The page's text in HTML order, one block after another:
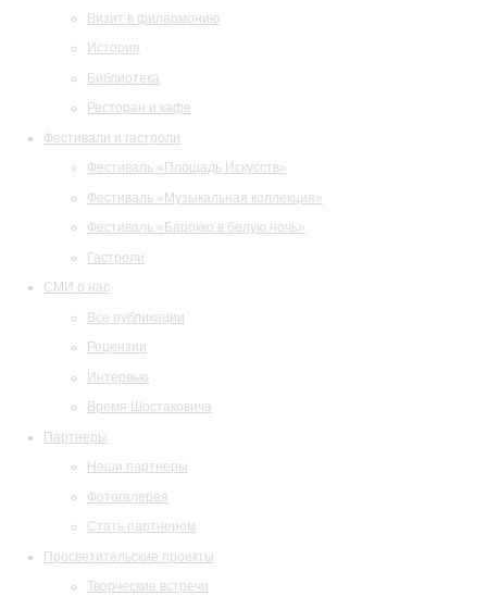
Визит в филармонию
История
Библиотека
Ресторан и кафе
Фестивали и гастроли
Фестиваль «Площадь Искусств»
Фестиваль «Музыкальная коллекция»
Фестиваль «Барокко в белую ночь»
Гастроли
СМИ о нас
Все публикации
Рецензии
Интервью
Время Шостаковича
Партнеры
Наши партнеры
Фотогалерея
Стать партнером
Просветительские проекты
Творческие встречи